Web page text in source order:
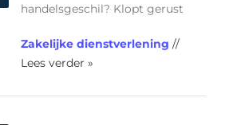
handelsgeschil? Klopt gerust
Zakelijke dienstverlening //
Lees verder »